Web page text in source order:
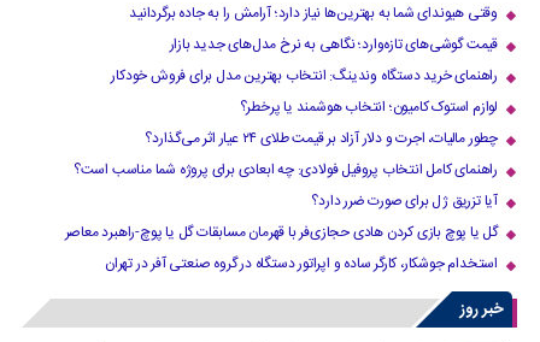
وقتی هیوندای شما به بهترین‌ها نیاز دارد؛ آرامش را به جاده برگردانید
قیمت گوشی‌های تازه‌وارد؛ نگاهی به نرخ مدل‌های جدید بازار
راهنمای خرید دستگاه وندینگ: انتخاب بهترین مدل برای فروش خودکار
لوازم استوک کامیون؛ انتخاب هوشمند یا پرخطر؟
چطور مالیات، اجرت و دلار آزاد بر قیمت طلای ۲۴ عیار اثر می‌گذارد؟
راهنمای کامل انتخاب پروفیل فولادی: چه ابعادی برای پروژه شما مناسب است؟
آیا تزریق ژل برای صورت ضرر دارد​؟
گل یا پوچ بازی کردن هادی حجازی‌فر با قهرمان مسابقات گل یا پوچ-راهبرد معاصر
استخدام جوشکار، کارگر ساده و اپراتور دستگاه در گروه صنعتی آفر در تهران
خبر روز